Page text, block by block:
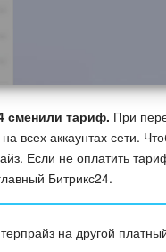
сменили тариф. При
всех аккаунтах сети.
Если не оплатить
Битрикс24.
на другой